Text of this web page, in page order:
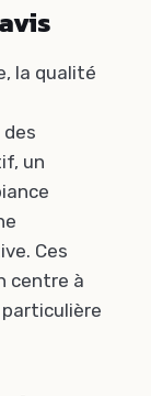
la qualité
un
Ces
centre à